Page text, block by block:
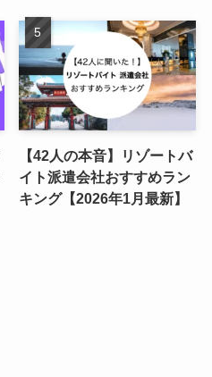
【42人の本音】リゾートバ
イト派遣会社おすすめラン
キング【2026年1月最新】